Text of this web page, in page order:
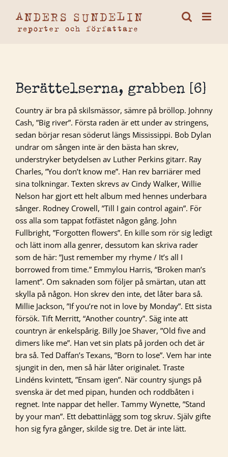
innehållet
Berättelserna, grabben [6]
Country är bra på skilsmässor, sämre på bröllop. Johnny
Cash, ”Big river”. Första raden är ett under av stringens,
sedan börjar resan söderut längs Mississippi. Bob Dylan
undrar om sången inte är den bästa han skrev,
understryker betydelsen av Luther Perkins gitarr. Ray
Charles, ”You don’t know me”. Han rev barriärer med
sina tolkningar. Texten skrevs av Cindy Walker, Willie
Nelson har gjort ett helt album med hennes underbara
sånger. Rodney Crowell, ”Till I gain control again”. För
oss alla som tappat fotfästet någon gång. John
Fullbright, ”Forgotten flowers”. En kille som rör sig ledigt
och lätt inom alla genrer, dessutom kan skriva rader
som de här: ”Just remember my rhyme / It’s all I
borrowed from time.” Emmylou Harris, “Broken man’s
lament”. Om saknaden som följer på smärtan, utan att
skylla på någon. Hon skrev den inte, det låter bara så.
Millie Jackson, ”If you’re not in love by Monday”. Ett sista
försök. Tift Merritt, “Another country”. Säg inte att
countryn är enkelspårig. Billy Joe Shaver, ”Old five and
dimers like me”. Han vet sin plats på jorden och det är
bra så. Ted Daffan’s Texans, ”Born to lose”. Vem har inte
sjungit in den, men så här låter originalet. Traste
Lindéns kvintett, ”Ensam igen”. När country sjungs på
svenska är det med pipan, hunden och roddbåten i
regnet. Inte nappar det heller. Tammy Wynette, ”Stand
by your man”. Ett debattinlägg som tog skruv. Själv gifte
hon sig fyra gånger, skilde sig tre. Det är inte lätt.